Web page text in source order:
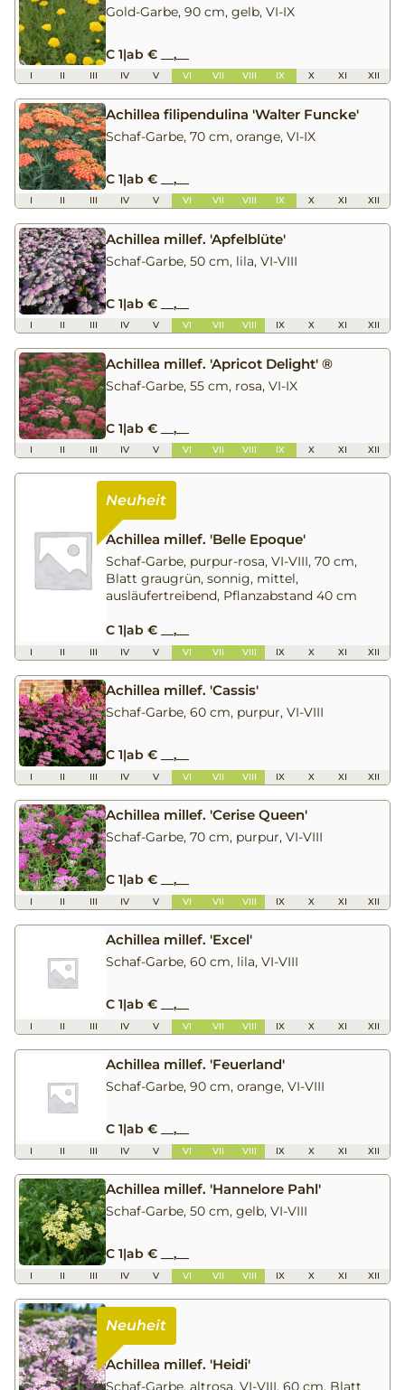
Gold-Garbe, 90 cm, gelb, VI-IX
C 1|ab € __,__
I II III IV V VI VII VIII IX X XI XII
Achillea filipendulina 'Walter Funcke'
Schaf-Garbe, 70 cm, orange, VI-IX
C 1|ab € __,__
I II III IV V VI VII VIII IX X XI XII
Achillea millef. 'Apfelblüte'
Schaf-Garbe, 50 cm, lila, VI-VIII
C 1|ab € __,__
I II III IV V VI VII VIII IX X XI XII
Achillea millef. 'Apricot Delight' ®
Schaf-Garbe, 55 cm, rosa, VI-IX
C 1|ab € __,__
I II III IV V VI VII VIII IX X XI XII
Achillea millef. 'Belle Epoque'
Schaf-Garbe, purpur-rosa, VI-VIII, 70 cm,
Blatt graugrün, sonnig, mittel,
ausläufertreibend, Pflanzabstand 40 cm
C 1|ab € __,__
I II III IV V VI VII VIII IX X XI XII
Achillea millef. 'Cassis'
Schaf-Garbe, 60 cm, purpur, VI-VIII
C 1|ab € __,__
I II III IV V VI VII VIII IX X XI XII
Achillea millef. 'Cerise Queen'
Schaf-Garbe, 70 cm, purpur, VI-VIII
C 1|ab € __,__
I II III IV V VI VII VIII IX X XI XII
Achillea millef. 'Excel'
Schaf-Garbe, 60 cm, lila, VI-VIII
C 1|ab € __,__
I II III IV V VI VII VIII IX X XI XII
Achillea millef. 'Feuerland'
Schaf-Garbe, 90 cm, orange, VI-VIII
C 1|ab € __,__
I II III IV V VI VII VIII IX X XI XII
Achillea millef. 'Hannelore Pahl'
Schaf-Garbe, 50 cm, gelb, VI-VIII
C 1|ab € __,__
I II III IV V VI VII VIII IX X XI XII
Achillea millef. 'Heidi'
Schaf-Garbe, altrosa, VI-VIII, 60 cm, Blatt